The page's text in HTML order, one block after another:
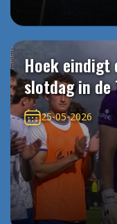
Hoek eindigt
slotdag in de
25-05-2026